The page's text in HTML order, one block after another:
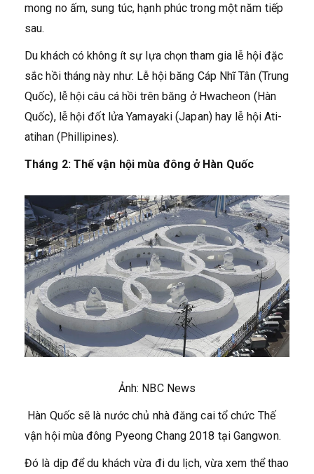
mong no ấm, sung túc, hạnh phúc trong một năm tiếp
sau.
Du khách có không ít sự lựa chọn tham gia lễ hội đặc
sắc hồi tháng này như: Lễ hội băng Cáp Nhĩ Tân (Trung
Quốc), lễ hội câu cá hồi trên băng ở Hwacheon (Hàn
Quốc), lễ hội đốt lửa Yamayaki (Japan) hay lễ hội Ati-
atihan (Phillipines).
Tháng 2: Thế vận hội mùa đông ở Hàn Quốc
Ảnh: NBC News
Hàn Quốc sẽ là nước chủ nhà đăng cai tổ chức Thế
vận hội mùa đông Pyeong Chang 2018 tại Gangwon.
Đó là dịp để du khách vừa đi du lịch, vừa xem thể thao